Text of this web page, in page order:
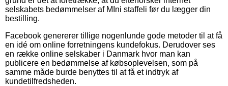
selskabets bedømmelser af MIni staffeli før du lægger din
bestilling.
Facebook genererer tillige nogenlunde gode metoder til at få
en idé om online forretningens kundefokus. Derudover ses
en række online selskaber i Danmark hvor man kan
publicere en bedømmelse af købsoplevelsen, som på
samme måde burde benyttes til at få et indtryk af
kundetilfredsheden.